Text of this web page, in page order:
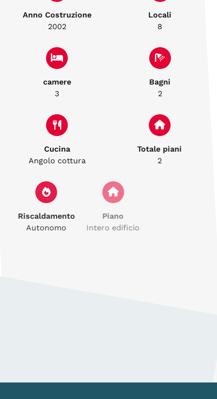
Anno Costruzione
2002
Locali
8
camere
3
Bagni
2
Cucina
Angolo cottura
Totale piani
2
Riscaldamento
Autonomo
Intero edificio